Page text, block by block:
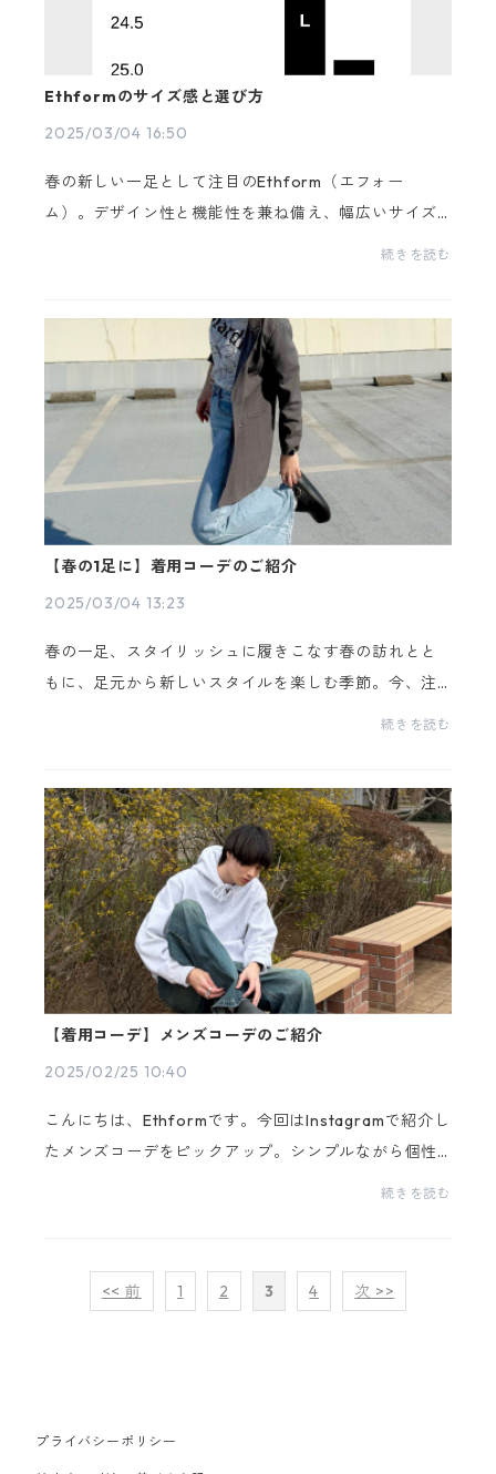
Ethformのサイズ感と選び方
2025/03/04 16:50
春の新しい一足として注目のEthform（エフォー
ム）。デザイン性と機能性を兼ね備え、幅広いサイズ
展開が魅力です。ここでは、各サイズの詳細やスタッ
続きを読む
【春の1足に】着用コーデのご紹介
2025/03/04 13:23
春の一足、スタイリッシュに履きこなす春の訪れとと
もに、足元から新しいスタイルを楽しむ季節。今、注
続きを読む
【着用コーデ】メンズコーデのご紹介
2025/02/25 10:40
こんにちは、Ethformです。今回はInstagramで紹介し
たメンズコーデをピックアップ。シンプルながら個性
を演出できるスタイルをご紹介します。1. デニム×クロ
続きを読む
<< 前 1 2 3 4 次 >>
プライバシーポリシー